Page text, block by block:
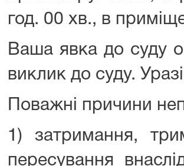
год. 00 хв., в
Ваша явка до суду
виклик до суду.
Поважні причини
1) затримання,
пересування